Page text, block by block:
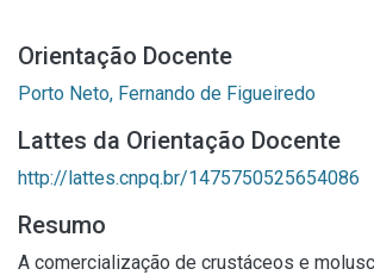
Orientação Docente
Porto Neto, Fernando de Figueiredo
Lattes da Orientação Docente
http://lattes.cnpq.br/1475750525654086
Resumo
A comercialização de crustáceos e